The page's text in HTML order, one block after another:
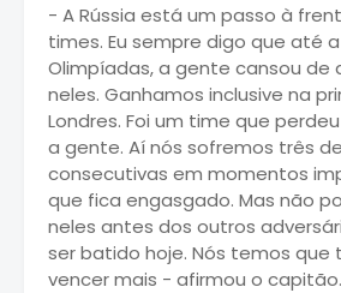
- A Rússia está um passo à
times. Eu sempre digo que até
Olimpíadas, a gente cansou de
neles. Ganhamos inclusive na
Londres. Foi um time que
a gente. Aí nós sofremos três
consecutivas em momentos
que fica engasgado. Mas não
neles antes dos outros
ser batido hoje. Nós temos que
vencer mais - afirmou o capitão.